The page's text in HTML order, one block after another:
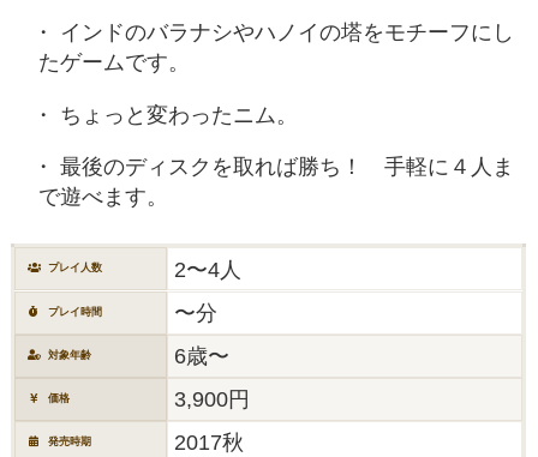
インドのバラナシやハノイの塔をモチーフにし
たゲームです。
ちょっと変わったニム。
最後のディスクを取れば勝ち！ 手軽に４人ま
で遊べます。
プレイ人数 2〜4人
プレイ時間 〜分
対象年齢 6歳〜
価格 3,900円
発売時期 2017秋